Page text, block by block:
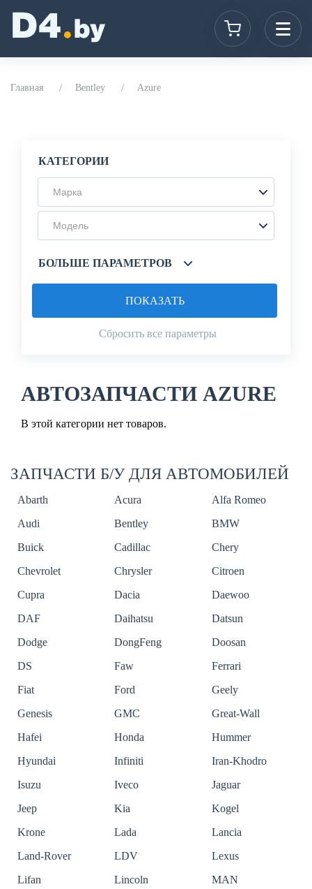
Главная Bentley Azure
КАТЕГОРИИ
Марка
Модель
БОЛЬШЕ ПАРАМЕТРОВ
Сбросить все параметры
ПОКАЗАТЬ
АВТОЗАПЧАСТИ AZURE
В этой категории нет товаров.
ЗАПЧАСТИ Б/У ДЛЯ АВТОМОБИЛЕЙ
Abarth Acura
Alfa Romeo
Audi
Bentley
BMW
Buick
Cadillac
Chery
Chevrolet
Chrysler
Citroen
Cupra
Dacia
Daewoo
DAF
Daihatsu
Datsun
Dodge
DongFeng
Doosan
DS
Faw
Ferrari
Fiat
Ford
Geely
Genesis
GMC
Great-Wall
Hafei
Honda
Hummer
Hyundai
Infiniti
Iran-Khodro
Isuzu
Iveco
Jaguar
Jeep
Kia
Kogel
Krone
Lada
Lancia
Land-Rover
LDV
Lexus
Lifan
Lincoln
MAN